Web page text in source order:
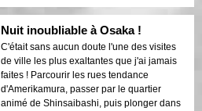
Nuit inoubliable à Osaka !
C'était sans aucun doute l'une des visites
de ville les plus exaltantes que j'ai jamais
faites ! Parcourir les rues tendance
d'Amerikamura, passer par le quartier
animé de Shinsaibashi, puis plonger dans